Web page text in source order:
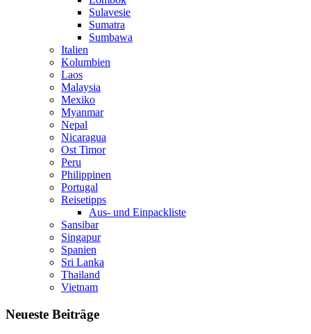
Sulavesie
Sumatra
Sumbawa
Italien
Kolumbien
Laos
Malaysia
Mexiko
Myanmar
Nepal
Nicaragua
Ost Timor
Peru
Philippinen
Portugal
Reisetipps
Aus- und Einpackliste
Sansibar
Singapur
Spanien
Sri Lanka
Thailand
Vietnam
Neueste Beiträge